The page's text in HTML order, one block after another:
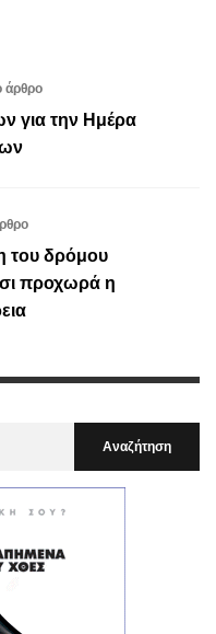
άρθρο
για την Ημέρα
του δρόμου
προχωρά η